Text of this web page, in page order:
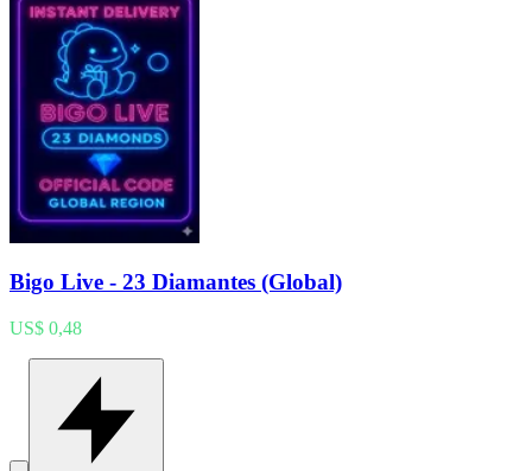
Bigo Live - 23 Diamantes (Global)
US$ 0,48